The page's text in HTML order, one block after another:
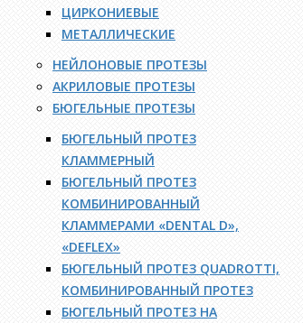
ЦИРКОНИЕВЫЕ
МЕТАЛЛИЧЕСКИЕ
НЕЙЛОНОВЫЕ ПРОТЕЗЫ
АКРИЛОВЫЕ ПРОТЕЗЫ
БЮГЕЛЬНЫЕ ПРОТЕЗЫ
БЮГЕЛЬНЫЙ ПРОТЕЗ
КЛАММЕРНЫЙ
БЮГЕЛЬНЫЙ ПРОТЕЗ
КОМБИНИРОВАННЫЙ
КЛАММЕРАМИ «DENTAL D»,
«DEFLEX»
БЮГЕЛЬНЫЙ ПРОТЕЗ QUADROTTI,
КОМБИНИРОВАННЫЙ ПРОТЕЗ
БЮГЕЛЬНЫЙ ПРОТЕЗ НА